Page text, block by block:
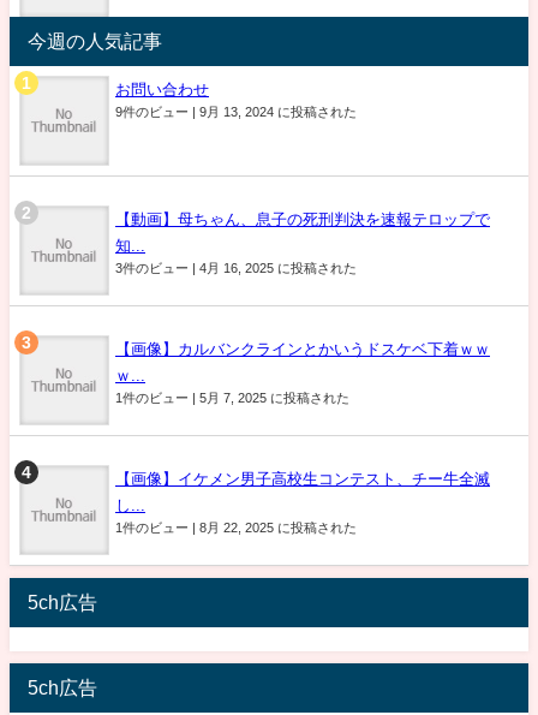
今週の人気記事
お問い合わせ
9件のビュー | 9月 13, 2024 に投稿された
【動画】母ちゃん、息子の死刑判決を速報テロップで
知...
3件のビュー | 4月 16, 2025 に投稿された
【画像】カルバンクラインとかいうドスケベ下着ｗｗ
ｗ...
1件のビュー | 5月 7, 2025 に投稿された
【画像】イケメン男子高校生コンテスト、チー牛全滅
し...
1件のビュー | 8月 22, 2025 に投稿された
5ch広告
5ch広告